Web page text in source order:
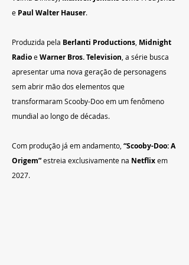
e Paul Walter Hauser.
Produzida pela Berlanti Productions Midnight
Radio e Warner Bros. Television , a série busca
apresentar uma nova geração de personagens
sem abrir mão dos elementos que
transformaram Scooby-Doo em um fenômeno
mundial ao longo de décadas.
Com produção já em andamento, “Scooby-Doo: A
Origem” estreia exclusivamente na Netflix em
2027.